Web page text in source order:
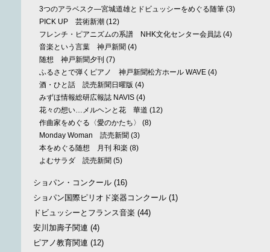
3つのアラベスク—宮城道雄とドビュッシーをめぐる随筆 (3)
PICK UP 芸術新潮 (12)
フレンチ・ピアニズムの系譜 NHK文化センター会員誌 (4)
音楽という言葉 神戸新聞 (4)
随想 神戸新聞夕刊 (7)
ふるさとで弾くピアノ 神戸新聞松方ホール WAVE (4)
酒・ひと話 読売新聞日曜版 (4)
みずほ情報総研広報誌 NAVIS (4)
花々の想い…メルヘンと花 華道 (12)
作曲家をめぐる〈愛のかたち〉
(8)
Monday Woman 読売新聞 (3)
本をめぐる随想 月刊 和楽 (8)
よむサラダ 読売新聞 (5)
ショパン・コンクール (16)
ショパン国際ピリオド楽器コンクール (1)
ドビュッシーとフランス音楽 (44)
安川加壽子関連 (4)
ピアノ教育関連 (12)